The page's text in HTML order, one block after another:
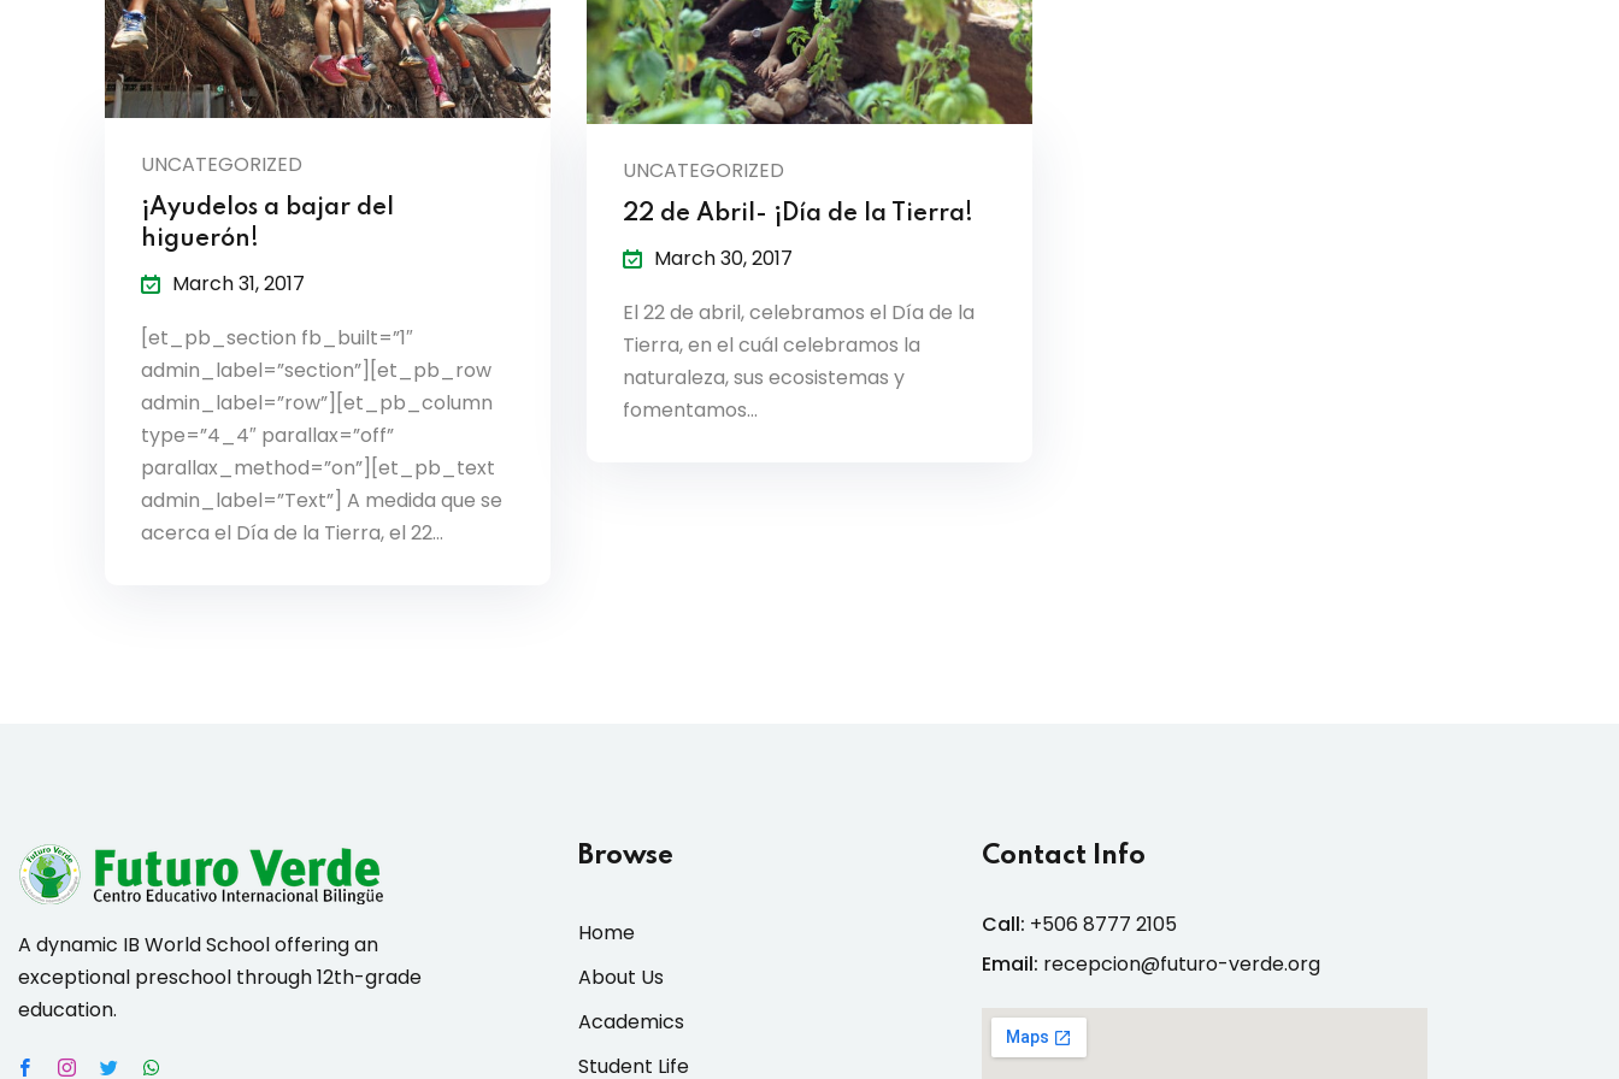
UNCATEGORIZED
¡Ayudelos a bajar del
higuerón!
March 31, 2017
[et_pb_section fb_built=”1″
admin_label=”section”][et_pb_row
admin_label=”row”][et_pb_column
type=”4_4″ parallax=”off”
parallax_method=”on”][et_pb_text
admin_label=”Text”] A medida que se
acerca el Día de la Tierra, el 22…
UNCATEGORIZED
22 de Abril- ¡Día de la Tierra!
March 30, 2017
El 22 de abril, celebramos el Día de la
Tierra, en el cuál celebramos la
naturaleza, sus ecosistemas y
fomentamos…
A dynamic IB World School offering an
exceptional preschool through 12th-grade
education.
Browse
Home
About Us
Academics
Student Life
Contact Info
Call: +506 8777 2105
Email: recepcion@futuro-verde.org